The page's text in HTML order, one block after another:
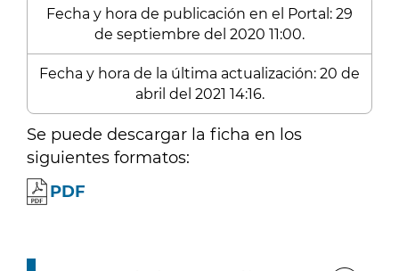
Fecha y hora de publicación en el Portal: 29
de septiembre del 2020 11:00.
Fecha y hora de la última actualización: 20 de
abril del 2021 14:16.
Se puede descargar la ficha en los
siguientes formatos:
PDF